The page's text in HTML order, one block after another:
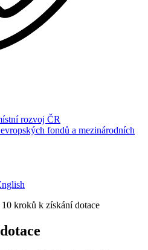
rozvoj ČR
fondů a mezinárodních
10 kroků k získání dotace